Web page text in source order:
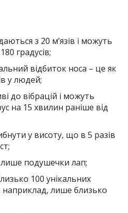
з 20 м’язів і можуть
градусів;
відбиток носа – це як
у людей;
до вібрацій і можуть
на 15 хвилин раніше від
у висоту, що в 5 разів
лише подушечки лап;
100 унікальних
наприклад, лише близько